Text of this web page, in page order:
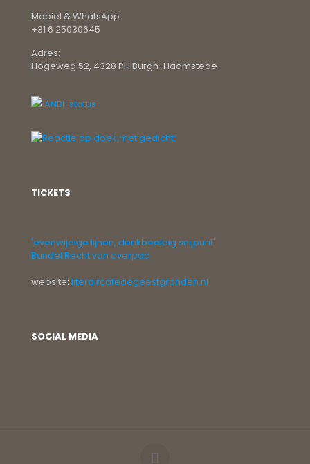
Mobiel & WhatsApp:
+31 6 25030645
Adres:
Hogeweg 52, 4328 PH Burgh-Haamstede
ANBI-status
TICKETS
'evenwijdige lijnen, denkbeeldig snijpunt'
Bundel Recht van overpad
website: literaircafedegeestgronden.nl
SOCIAL MEDIA